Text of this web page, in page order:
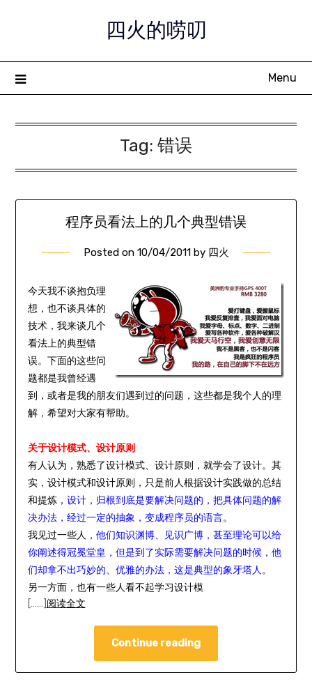
四火的唠叨
Menu
Tag: 错误
程序员看法上的几个典型错误
Posted on 10/04/2011by 四火
今天我不谈抱负理
想，也不谈具体的
技术，我来谈几个
看法上的典型错
误。下面的这些问
题都是我曾经遇
到，或者是我的朋友们遇到过的问题，这些都是我个人的理
解，希望对大家有帮助。
关于设计模式、设计原则
有人认为，熟悉了设计模式、设计原则，就学会了设计。其
实，设计模式和设计原则，只是前人根据设计实践做的总结
和提炼， 设计，归根到底是要解决问题的，把具体问题的解
决办法，经过一定的抽象，变成程序员的语言。
我见过一些人， 他们知识渊博、见识广博，甚至理论可以给
你阐述得冠冕堂皇，但是到了实际需要解决问题的时候，他
们却拿不出巧妙的、优雅的办法，这是典型的象牙塔人 。
另一方面，也有一些人看不起学习设计模
[……] 阅读全文
Continue reading